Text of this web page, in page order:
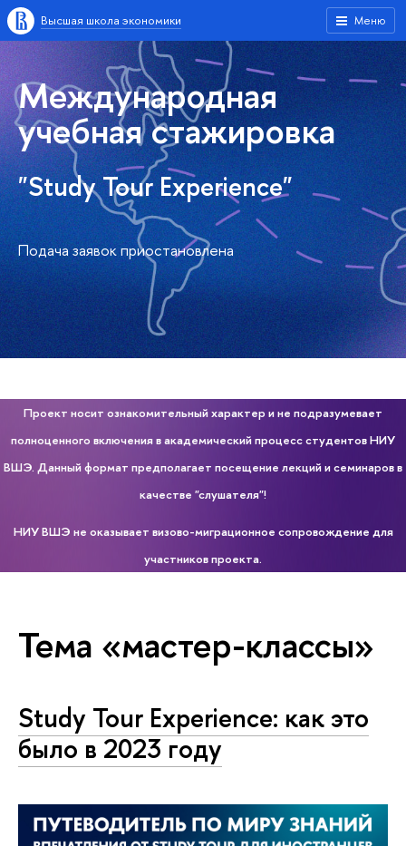
Меню
Высшая школа экономики
Международная
учебная стажировка
"Study Tour Experience"
Подача заявок приостановлена
Проект носит ознакомительный характер и не подразумевает
полноценного включения в академический процесс студентов НИУ
ВШЭ. Данный формат предполагает посещение лекций и семинаров в
качестве "слушателя"!
НИУ ВШЭ не оказывает визово-миграционное сопровождение для
участников проекта.
Тема «мастер-классы»
Study Tour Experience: как это
было в 2023 году